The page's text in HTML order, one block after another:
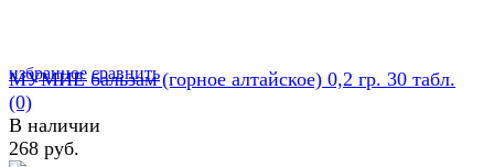
избранное сравнить
МУМИЕ бальзам (горное алтайское) 0,2 гр. 30 табл.
(0)
В наличии
268 руб.